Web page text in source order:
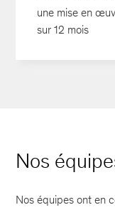
une mise en
sur 12 mois
Nos
Nos équipes ont en